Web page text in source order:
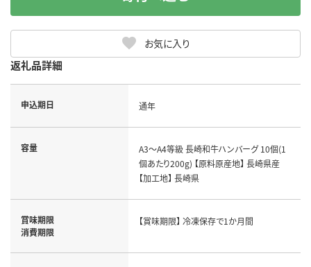
お気に入り
返礼品詳細
申込期日 通年
容量
A3～A4等級 長崎和牛ハンバーグ 10個(1
個あたり200g) 【原料原産地】 長崎県産
【加工地】 長崎県
賞味期限
消費期限
【賞味期限】 冷凍保存で1か月間